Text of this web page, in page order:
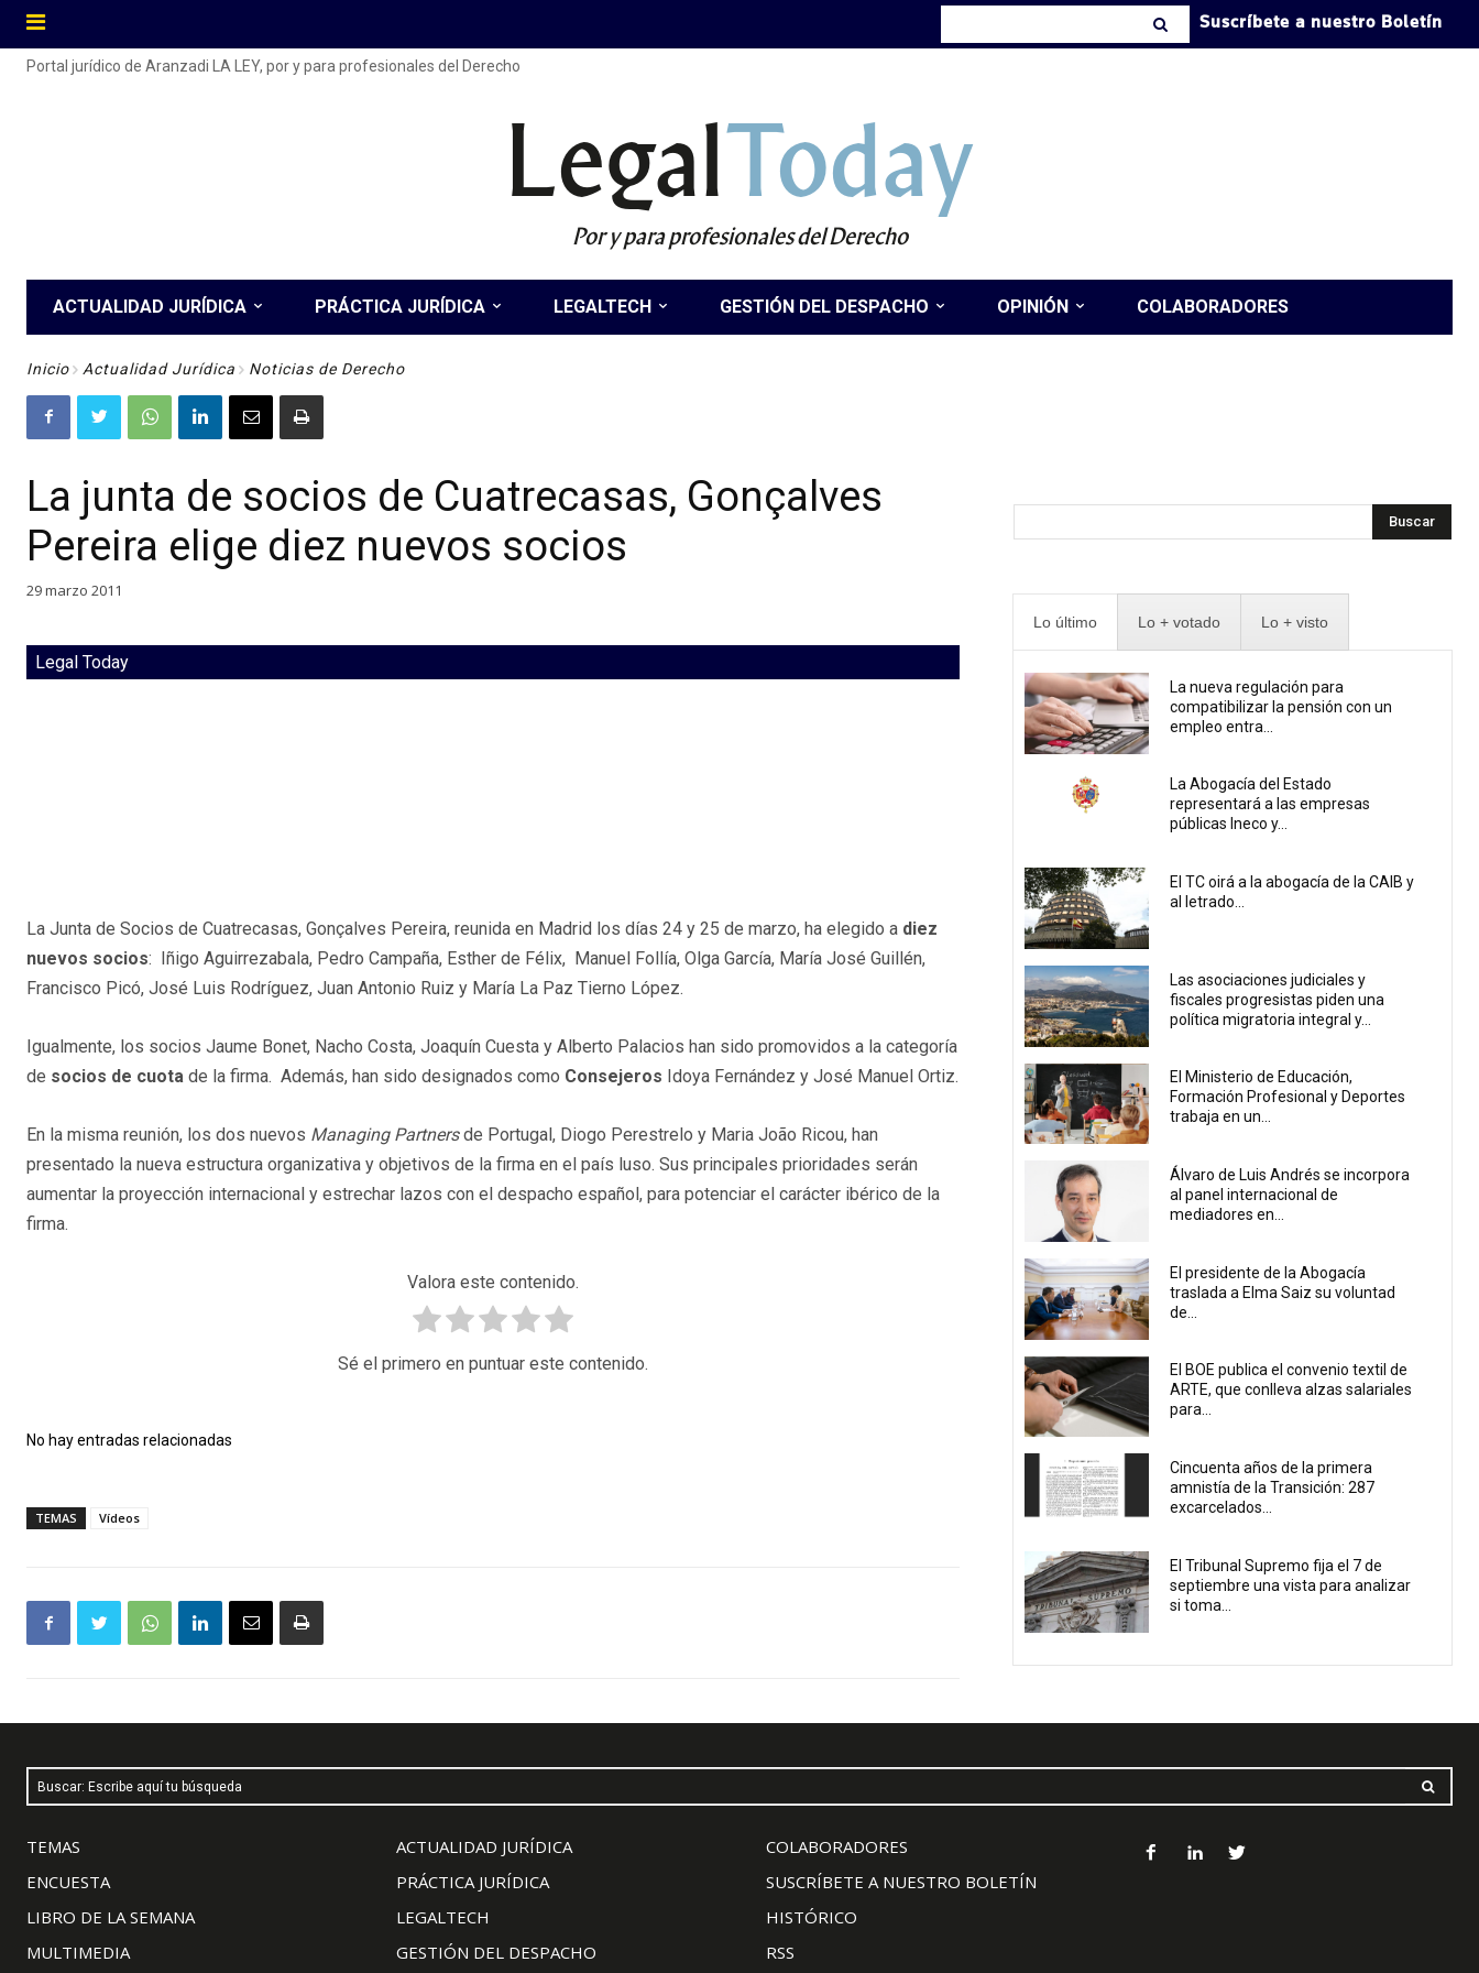
Suscríbete a nuestro Boletín
Portal jurídico de Aranzadi LA LEY, por y para profesionales del Derecho
LegalToday
Por y para profesionales del Derecho
ACTUALIDAD JURÍDICA PRÁCTICA JURÍDICA LEGALTECH GESTIÓN DEL DESPACHO OPINIÓN COLABORADORES
Inicio Actualidad Jurídica Noticias de Derecho
La junta de socios de Cuatrecasas, Gonçalves
Pereira elige diez nuevos socios
29 marzo 2011
Legal Today
La Junta de Socios de Cuatrecasas, Gonçalves Pereira, reunida en Madrid los días 24 y 25 de marzo, ha elegido a diez
nuevos socios: Iñigo Aguirrezabala, Pedro Campaña, Esther de Félix, Manuel Follía, Olga García, María José Guillén,
Francisco Picó, José Luis Rodríguez, Juan Antonio Ruiz y María La Paz Tierno López.
Igualmente, los socios Jaume Bonet, Nacho Costa, Joaquín Cuesta y Alberto Palacios han sido promovidos a la categoría
de socios de cuota de la firma. Además, han sido designados como Consejeros Idoya Fernández y José Manuel Ortiz.
En la misma reunión, los dos nuevos Managing Partnersde Portugal, Diogo Perestrelo y Maria João Ricou, han
presentado la nueva estructura organizativa y objetivos de la firma en el país luso. Sus principales prioridades serán
aumentar la proyección internacional y estrechar lazos con el despacho español, para potenciar el carácter ibérico de la
firma.
Valora este contenido.
Sé el primero en puntuar este contenido.
No hay entradas relacionadas
TEMAS Vídeos
Buscar
Lo último Lo + votado Lo + visto
La nueva regulación para
compatibilizar la pensión con un
empleo entra...
La Abogacía del Estado
representará a las empresas
públicas Ineco y...
El TC oirá a la abogacía de la CAIB y
al letrado...
Las asociaciones judiciales y
fiscales progresistas piden una
política migratoria integral y...
El Ministerio de Educación,
Formación Profesional y Deportes
trabaja en un...
Álvaro de Luis Andrés se incorpora
al panel internacional de
mediadores en...
El presidente de la Abogacía
traslada a Elma Saiz su voluntad
de...
El BOE publica el convenio textil de
ARTE, que conlleva alzas salariales
para...
Cincuenta años de la primera
amnistía de la Transición: 287
excarcelados...
El Tribunal Supremo fija el 7 de
septiembre una vista para analizar
si toma...
Buscar: Escribe aquí tu búsqueda
TEMAS
ENCUESTA
LIBRO DE LA SEMANA
MULTIMEDIA
ACTUALIDAD JURÍDICA
PRÁCTICA JURÍDICA
LEGALTECH
GESTIÓN DEL DESPACHO
COLABORADORES
SUSCRÍBETE A NUESTRO BOLETÍN
HISTÓRICO
RSS